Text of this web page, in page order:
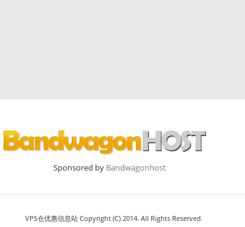
Sponsored by Bandwagonhost
VPS仓优惠信息站 Copyright (C) 2014. All Rights Reserved.